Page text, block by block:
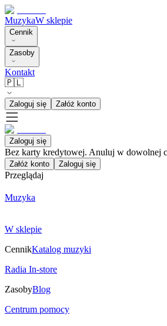
MuzykaW sklepie
Cennik
Zasoby
Kontakt
🇵🇱
Zaloguj się Załóż konto
Zaloguj się
Bez karty kredytowej. Anuluj w dowolnej
Załóż konto Zaloguj się
Przeglądaj
Muzyka
W sklepie
CennikKatalog muzyki
Radia In-store
ZasobyBlog
Centrum pomocy